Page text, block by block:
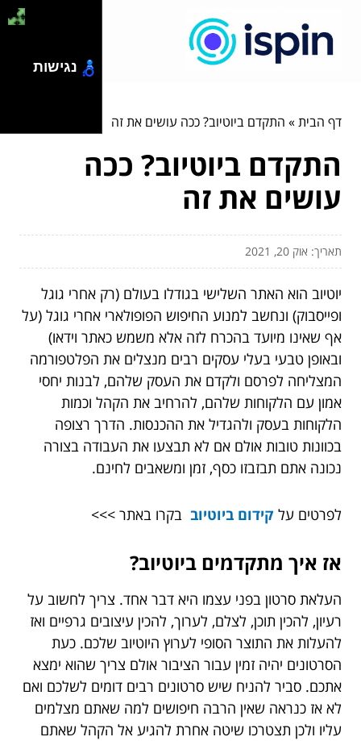
דף הבית» התקדם ביוטיוב? ככה עושים את זה
התקדם ביוטיוב? ככה
עושים את זה
תאריך: אוק 20, 2021
יוטיוב הוא האתר השלישי בגודלו בעולם (רק אחרי גוגל
ופייסבוק) ונחשב למנוע החיפוש הפופולארי אחרי גוגל (על
אף שאינו מיועד בהכרח לזה אלא משמש כאתר וידאו)
ובאופן טבעי בעלי עסקים רבים מנצלים את הפלטפורמה
המצליחה לפרסם ולקדם את העסק שלהם, לבנות יחסי
אמון עם הלקוחות שלהם, להרחיב את הקהל וכמות
הלקוחות בעסק ולהגדיל את ההכנסות. הדרך רצופה
בכוונות טובות אולם אם לא תבצעו את העבודה בצורה
נכונה אתם תבזבזו כסף, זמן ומשאבים לחינם.
לפרטים על קידום ביוטיוב בקרו באתר >>>
אז איך מתקדמים ביוטיוב?
העלאת סרטון בפני עצמו היא דבר אחד. צריך לחשוב על
רעיון, להכין תוכן, לצלם, לערוך, להכין עיצובים גרפיים ואז
להעלות את התוצר הסופי לערוץ היוטיוב שלכם. כעת
הסרטונים יהיה זמין עבור הציבור אולם צריך שהוא ימצא
אתכם. סביר להניח שיש סרטונים רבים דומים לשלכם ואם
לא אז כנראה שאין הרבה חיפושים למה שאתם מצלמים
עליו ולכן תצטרכו שיטה אחרת להגיע אל הקהל שאתם
נגישות